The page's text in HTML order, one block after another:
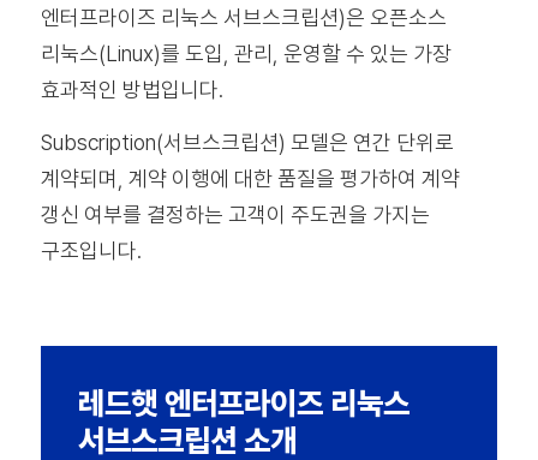
엔터프라이즈 리눅스 서브스크립션)은 오픈소스
리눅스(Linux)를 도입, 관리, 운영할 수 있는 가장
효과적인 방법입니다.
Subscription(서브스크립션) 모델은 연간 단위로
계약되며, 계약 이행에 대한 품질을 평가하여 계약
갱신 여부를 결정하는 고객이 주도권을 가지는
구조입니다.
레드햇 엔터프라이즈 리눅스
서브스크립션 소개